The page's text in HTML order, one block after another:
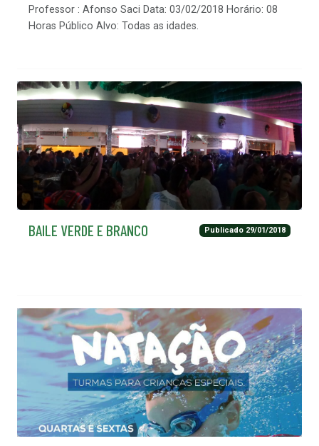
Professor : Afonso Saci Data: 03/02/2018 Horário: 08
Horas Público Alvo: Todas as idades.
Publicado 29/01/2018
BAILE VERDE E BRANCO